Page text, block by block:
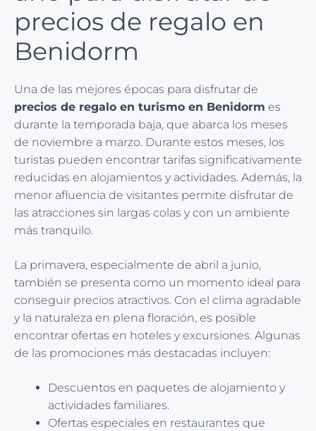
precios de regalo en
Benidorm
Una de las mejores épocas para disfrutar de
precios de regalo en turismo en Benidorm es
durante la temporada baja, que abarca los meses
de noviembre a marzo. Durante estos meses, los
turistas pueden encontrar tarifas significativamente
reducidas en alojamientos y actividades. Además, la
menor afluencia de visitantes permite disfrutar de
las atracciones sin largas colas y con un ambiente
más tranquilo.
La primavera, especialmente de abril a junio,
también se presenta como un momento ideal para
conseguir precios atractivos. Con el clima agradable
y la naturaleza en plena floración, es posible
encontrar ofertas en hoteles y excursiones. Algunas
de las promociones más destacadas incluyen:
Descuentos en paquetes de alojamiento y
actividades familiares.
Ofertas especiales en restaurantes que